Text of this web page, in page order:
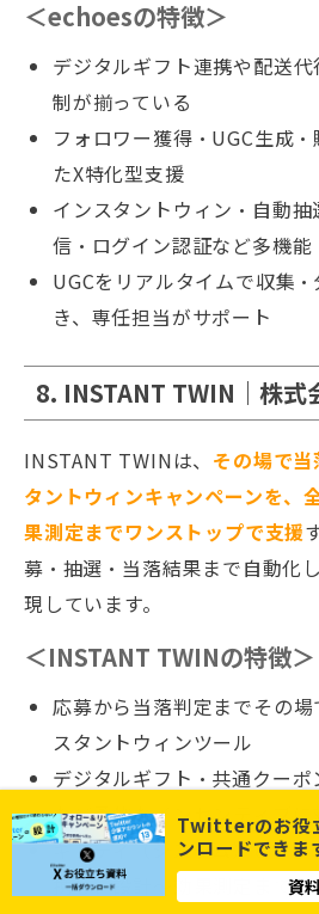
＜echoesの特徴＞
デジタルギフト連携や配送
制が揃っている
フォロワー獲得・UGC生成
たX特化型支援
インスタントウィン・自動
信・ログイン認証など多機能
UGCをリアルタイムで収集
き、専任担当がサポート
8. INSTANT TWIN｜株式
INSTANT TWINは、 その場で
タントウィンキャンペーンを、
果測定までワンストップで支援
募・抽選・当落結果まで自動化
現しています。
＜INSTANT TWINの特徴＞
応募から当落判定までその
スタントウィンツール
デジタルギフト・共通クー
など柔軟なインセンティブに
ギフティ（システム）とトラ
携し、設計〜効果測定まで
Twitterのお役
ンロードできま
資